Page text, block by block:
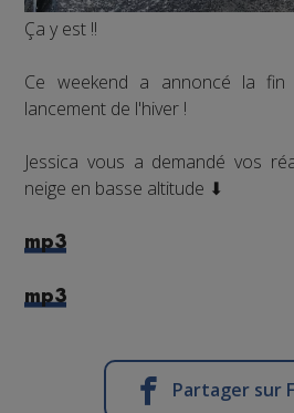
Ça y est !!
Ce weekend a annoncé la
lancement de l'hiver !
Jessica vous a demandé vos
neige en basse altitude ⬇
mp3
mp3
Partager sur